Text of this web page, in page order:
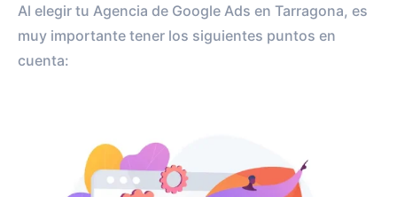
Al elegir tu Agencia de Google Ads en Tarragona, es
muy importante tener los siguientes puntos en
cuenta: